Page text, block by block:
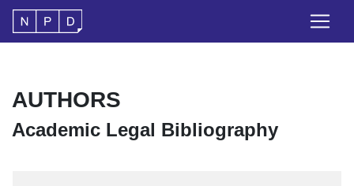
AUTHORS
Academic Legal Bibliography